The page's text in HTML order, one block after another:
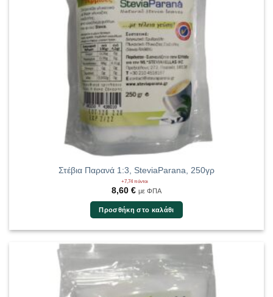
Στέβια Παρανά 1:3, SteviaParana, 250γρ
+7,74 πόντοι
8,60 € με ΦΠΑ
Προσθήκη στο καλάθι